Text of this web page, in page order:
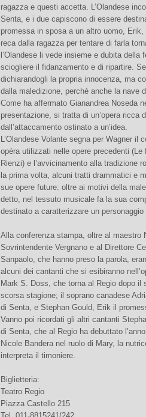
ragazza e questi accetta. L’Olandese
Senta, e i due capiscono di essere
promessa in sposa a un altro uomo,
reca dalla ragazza per tentare di farla
l’Olandese li vede insieme e dubita
sciogliere il fidanzamento e di ripartire.
dichiarandogli la propria innocenza, ma
dalla maledizione, perché anche la nave
Come ha affermato Gianandrea Noseda
presentazione, si tratta di un’opera ricca
dall’attaccamento ostinato a un’idea.
L’Olandese Volante segna per Wagner
opéra utilizzati nelle opere precedenti
Rienzi) e l’avvicinamento alla tradizione
la prima volta, alcuni tratti drammatici e
sue opere future: oltre ai motivi della
detto, nel tessuto musicale fa la sua
destinato a caratterizzare un
Alla conferenza stampa, oltre al maestro
Sovrintendente Vergnano e al Direttore
Sanpaolo, che hanno preso la parola,
alcuni dei cantanti che si esibiranno
Mark S. Doss, che torna al Regio dopo
scorsa stagione; il soprano canadese
di Senta, e Stephan Gould, Erik il
Vanno poi ricordati gli altri cantanti
di Senta, che al Regio ha debuttato
Nicole Bandera nel ruolo di Mary, la
interpreta il timoniere.
Biglietteria:
Teatro Regio
Piazza Castello 215